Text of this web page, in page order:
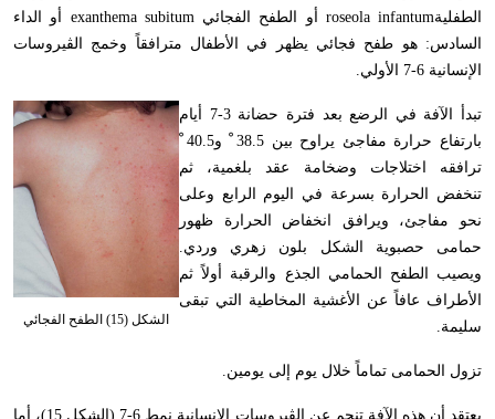
الطفليةroseola infantum أو الطفح الفجائيexanthema subitum أو الداء
السادس: هو طفح فجائي يظهر في الأطفال مترافقاً وخمج الڤيروسات
الإنسانية 6-7 الأولي.
الشكل (15) الطفح الفجائي
تبدأ الآفة في الرضع بعد فترة حضانة 3-7 أيام
بارتفاع حرارة مفاجئ يراوح بين 38.5 ْ و40.5 ْ
ترافقه اختلاجات وضخامة عقد بلغمية، ثم
تنخفض الحرارة بسرعة في اليوم الرابع وعلى
نحو مفاجئ، ويرافق انخفاض الحرارة ظهور
حمامى حصبوية الشكل بلون زهري وردي.
ويصيب الطفح الحمامي الجذع والرقبة أولاً ثم
الأطراف عافاً عن الأغشية المخاطية التي تبقى
سليمة.
تزول الحمامى تماماً خلال يوم إلى يومين.
يعتقد أن هذه الآفة تنجم عن الڤيروسات الإنسانية نمط 6-7 (الشكل 15)، أما